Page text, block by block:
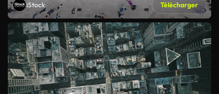
iStock Télécharger